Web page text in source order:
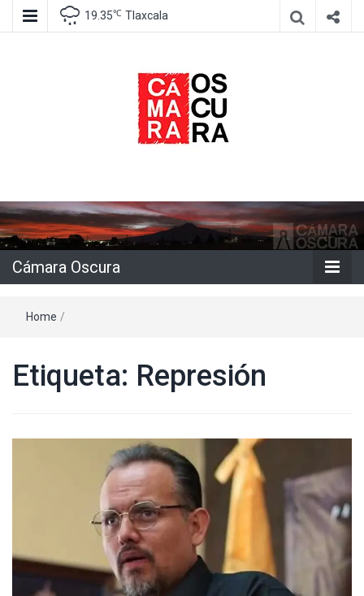
19.35℃ Tlaxcala
Cámara
Oscura
Cámara Oscura
Home /
Etiqueta: Represión